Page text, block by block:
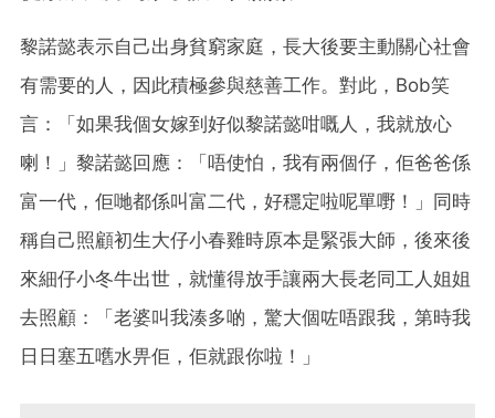
黎諾懿表示自己出身貧窮家庭，長大後要主動關心社會
有需要的人，因此積極參與慈善工作。對此，Bob笑
言：「如果我個女嫁到好似黎諾懿咁嘅人，我就放心
喇！」黎諾懿回應：「唔使怕，我有兩個仔，佢爸爸係
富一代，佢哋都係叫富二代，好穩定啦呢單嘢！」同時
稱自己照顧初生大仔小春雞時原本是緊張大師，後來後
來細仔小冬牛出世，就懂得放手讓兩大長老同工人姐姐
去照顧：「老婆叫我湊多啲，驚大個咗唔跟我，第時我
日日塞五嚿水畀佢，佢就跟你啦！」